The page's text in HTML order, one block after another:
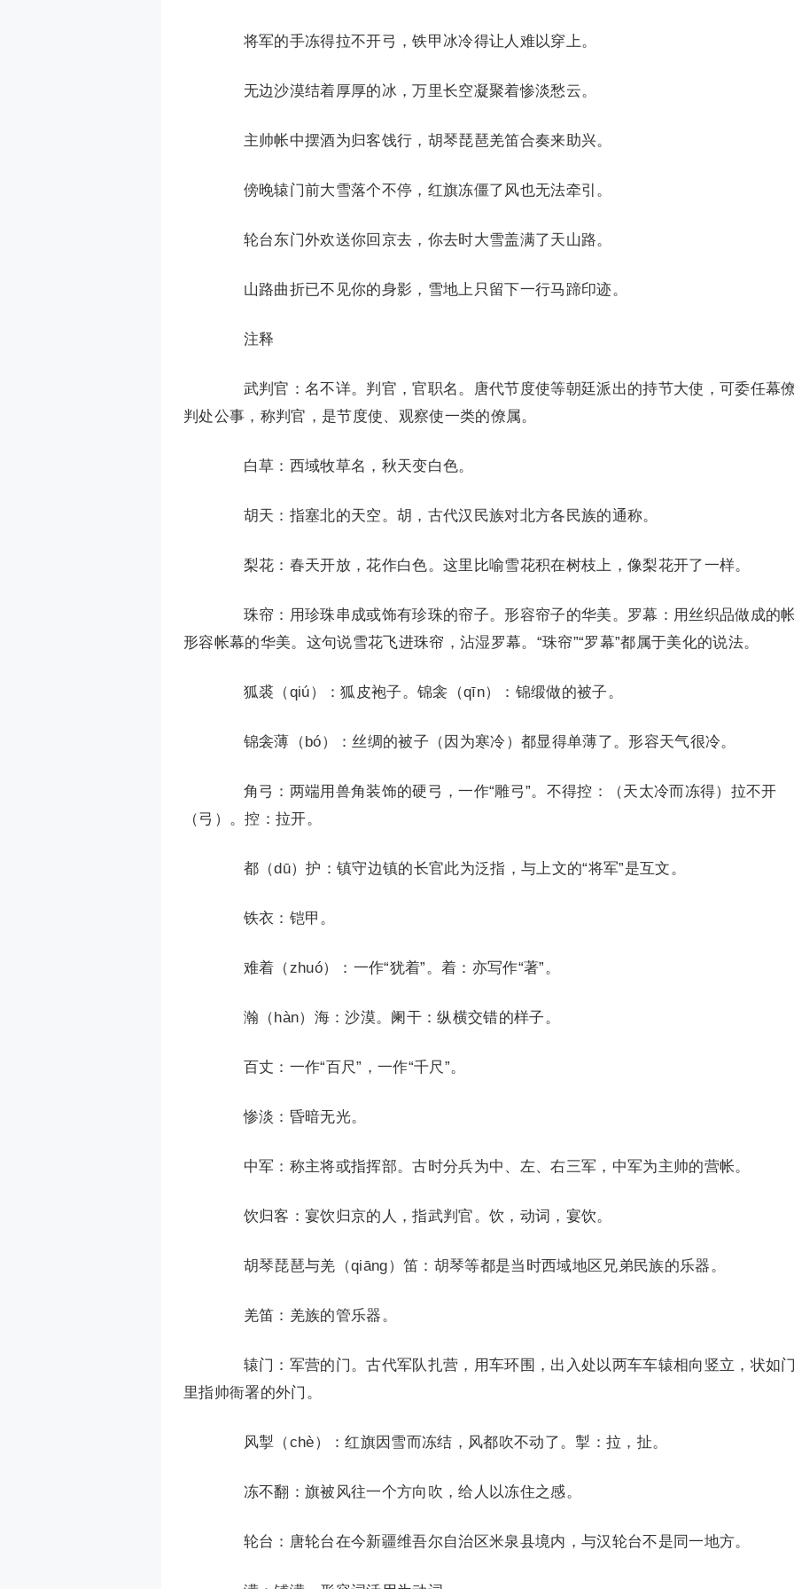
将军的手冻得拉不开弓，铁甲冰冷得让人难以穿上。
无边沙漠结着厚厚的冰，万里长空凝聚着惨淡愁云。
主帅帐中摆酒为归客饯行，胡琴琵琶羌笛合奏来助兴。
傍晚辕门前大雪落个不停，红旗冻僵了风也无法牵引。
轮台东门外欢送你回京去，你去时大雪盖满了天山路。
山路曲折已不见你的身影，雪地上只留下一行马蹄印迹。
注释
武判官：名不详。判官，官职名。唐代节度使等朝廷派出的持节大使，可委任幕
判处公事，称判官，是节度使、观察使一类的僚属。
白草：西域牧草名，秋天变白色。
胡天：指塞北的天空。胡，古代汉民族对北方各民族的通称。
梨花：春天开放，花作白色。这里比喻雪花积在树枝上，像梨花开了一样。
珠帘：用珍珠串成或饰有珍珠的帘子。形容帘子的华美。罗幕：用丝织品做成的
形容帐幕的华美。这句说雪花飞进珠帘，沾湿罗幕。“珠帘”“罗幕”都属于美化的说法。
狐裘（qiú）：狐皮袍子。锦衾（qīn）：锦缎做的被子。
锦衾薄（bó）：丝绸的被子（因为寒冷）都显得单薄了。形容天气很冷。
角弓：两端用兽角装饰的硬弓，一作“雕弓”。不得控：（天太冷而冻得）拉不开
（弓）。控：拉开。
都（dū）护：镇守边镇的长官此为泛指，与上文的“将军”是互文。
铁衣：铠甲。
难着（zhuó）：一作“犹着”。着：亦写作“著”。
瀚（hàn）海：沙漠。阑干：纵横交错的样子。
百丈：一作“百尺”，一作“千尺”。
惨淡：昏暗无光。
中军：称主将或指挥部。古时分兵为中、左、右三军，中军为主帅的营帐。
饮归客：宴饮归京的人，指武判官。饮，动词，宴饮。
胡琴琵琶与羌（qiāng）笛：胡琴等都是当时西域地区兄弟民族的乐器。
羌笛：羌族的管乐器。
辕门：军营的门。古代军队扎营，用车环围，出入处以两车车辕相向竖立，状如
里指帅衙署的外门。
风掣（chè）：红旗因雪而冻结，风都吹不动了。掣：拉，扯。
冻不翻：旗被风往一个方向吹，给人以冻住之感。
轮台：唐轮台在今新疆维吾尔自治区米泉县境内，与汉轮台不是同一地方。